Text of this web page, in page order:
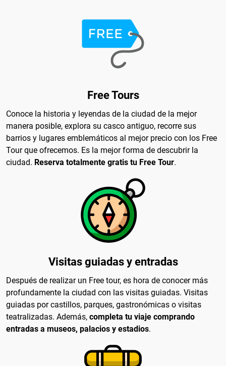
Free Tours
Conoce la historia y leyendas de la ciudad de la mejor
manera posible, explora su casco antiguo, recorre sus
barrios y lugares emblemáticos al mejor precio con los Free
Tour que ofrecemos. Es la mejor forma de descubrir la
ciudad. Reserva totalmente gratis tu Free Tour.
Visitas guiadas y entradas
Después de realizar un Free tour, es hora de conocer más
profundamente la ciudad con las visitas guiadas. Visitas
guiadas por castillos, parques, gastronómicas o visitas
teatralizadas. Además, completa tu viaje comprando
entradas a museos, palacios y estadios.